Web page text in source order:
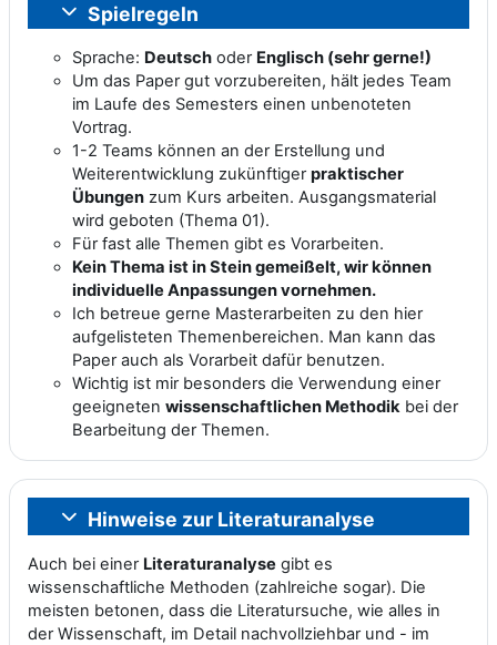
Einklappen
Spielregeln
Sprache: Deutsch oder Englisch (sehr gerne!)
Um das Paper gut vorzubereiten, hält jedes Team
im Laufe des Semesters einen unbenoteten
Vortrag.
1-2 Teams können an der Erstellung und
Weiterentwicklung zukünftigerpraktischer
Übungen zum Kurs arbeiten. Ausgangsmaterial
wird geboten (Thema 01).
Für fast alle Themen gibt es Vorarbeiten.
Kein Thema ist in Stein gemeißelt, wir können
individuelle Anpassungen vornehmen.
Ich betreue gerne Masterarbeiten zu den hier
aufgelisteten Themenbereichen. Man kann das
Paper auch als Vorarbeit dafür benutzen.
Wichtig ist mir besonders die Verwendung einer
geeigneten wissenschaftlichen Methodik bei der
Bearbeitung der Themen.
Einklappen
Hinweise zur Literaturanalyse
Auch bei einer Literaturanalyse gibt es
wissenschaftliche Methoden (zahlreiche sogar). Die
meisten betonen, dass die Literatursuche, wie alles in
der Wissenschaft, im Detail nachvollziehbar und - im